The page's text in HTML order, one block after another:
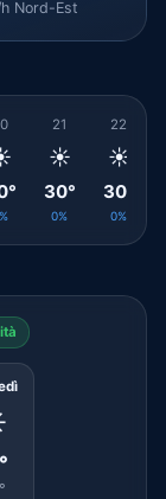
Nord-Est
21
☀️
30°
0%
22
☀️
30°
0%